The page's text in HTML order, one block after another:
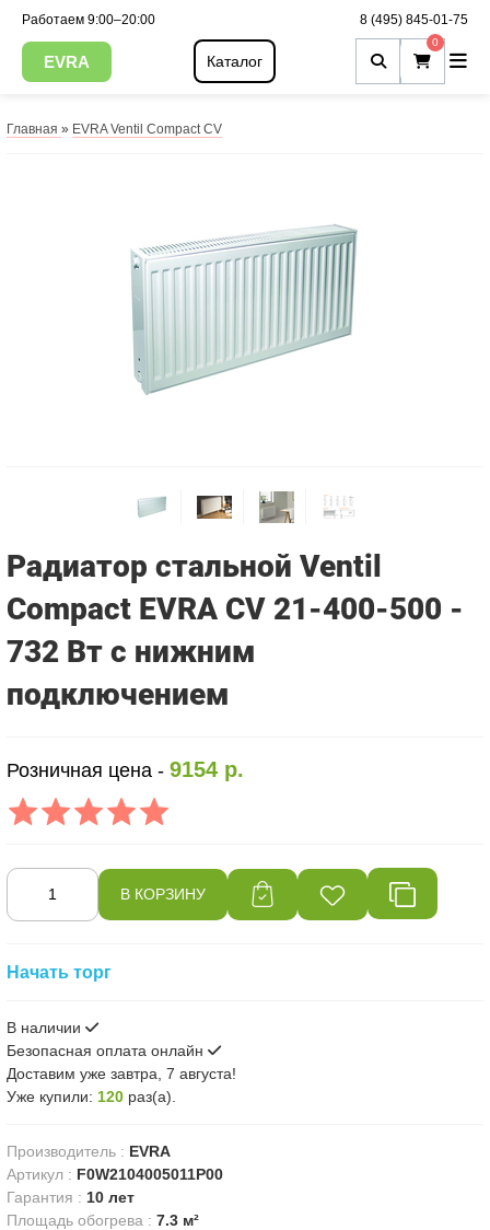
Работаем 9:00–20:00 8 (495) 845-01-75
EVRA Каталог
0
Главная » EVRA Ventil Compact CV
Радиатор стальной Ventil
Compact EVRA CV 21-400-500 -
732 Вт с нижним
подключением
Розничная цена -9154 р.
Начать торг
В наличии
Безопасная оплата онлайн
Доставимуже завтра, 7 августа!
Уже купили: 120 раз(a).
Производитель : EVRA
Артикул : F0W2104005011P00
Гарантия : 10 лет
Площадь обогрева :7.3 м²